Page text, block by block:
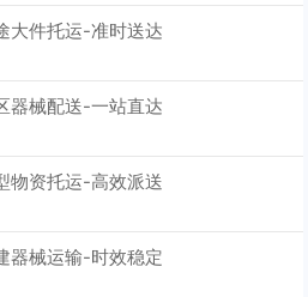
大件托运-准时送达
器械配送-一站直达
物资托运-高效派送
器械运输-时效稳定